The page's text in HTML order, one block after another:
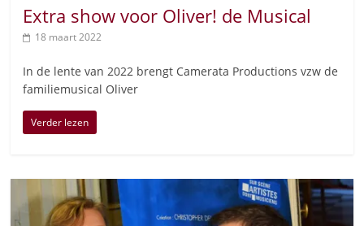
Extra show voor Oliver! de Musical
18 maart 2022
In de lente van 2022 brengt Camerata Productions vzw de
familiemusical Oliver
Verder lezen